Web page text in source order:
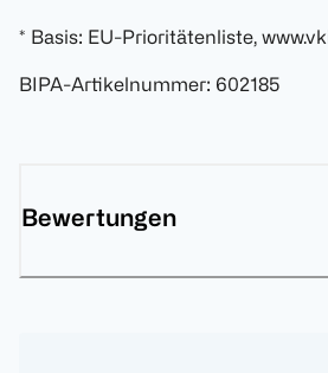
* Basis: EU-Prioritätenliste,
BIPA-Artikelnummer: 602185
Bewertungen